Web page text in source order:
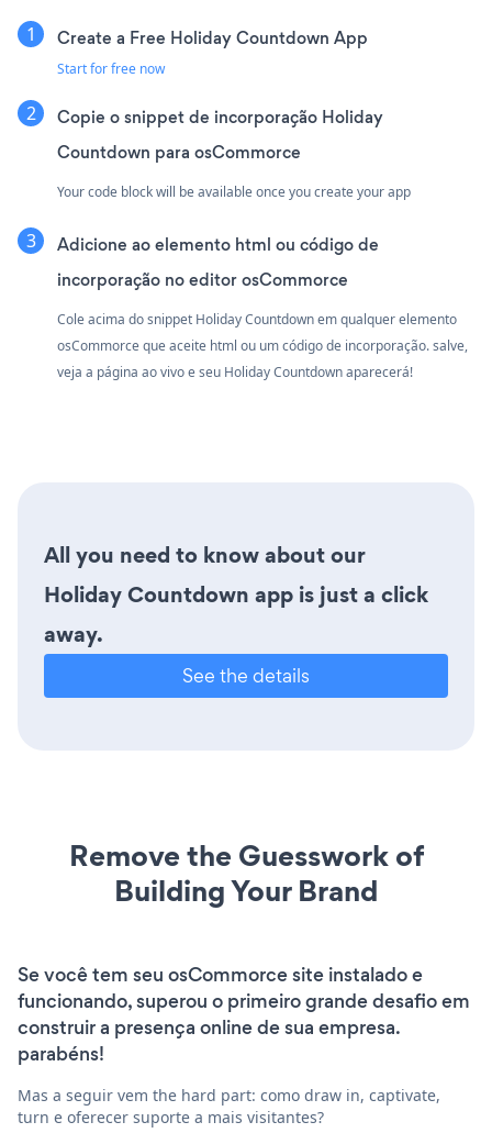
Create a Free Holiday Countdown App
Start for free now
Copie o snippet de incorporação Holiday
Countdown para osCommorce
Your code block will be available once you create your app
Adicione ao elemento html ou código de
incorporação no editor osCommorce
Cole acima do snippet Holiday Countdown em qualquer elemento
osCommorce que aceite html ou um código de incorporação. salve,
veja a página ao vivo e seu Holiday Countdown aparecerá!
All you need to know about our
Holiday Countdown app is just a click
away.
See the details
Remove the Guesswork of
Building Your Brand
Se você tem seu osCommorce site instalado e
funcionando, superou o primeiro grande desafio em
construir a presença online de sua empresa.
parabéns!
Mas a seguir vem the hard part: como draw in, captivate,
turn e oferecer suporte a mais visitantes?